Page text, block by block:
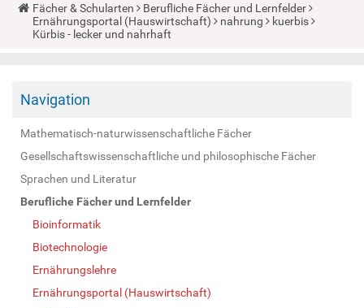
Y
o
u
e
:
Fächer & Schularten
Berufliche Fächer und Lernfelder
Ernährungsportal (Hauswirtschaft)
nahrung
kuerbis
Kürbis - lecker und nahrhaft
Navigation
Mathematisch-naturwissenschaftliche Fächer
Gesellschaftswissenschaftliche und philosophische Fächer
Sprachen und Literatur
Berufliche Fächer und Lernfelder
Bioinformatik
Biotechnologie
Ernährungslehre
Ernährungsportal (Hauswirtschaft)